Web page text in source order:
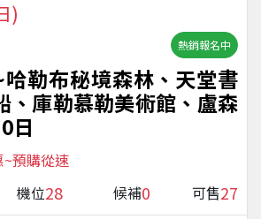
)
熱銷報名中
勒布秘境森林、天堂書
、庫勒慕勒美術館、盧森
日
預購從速
機位28 候補0 可售27